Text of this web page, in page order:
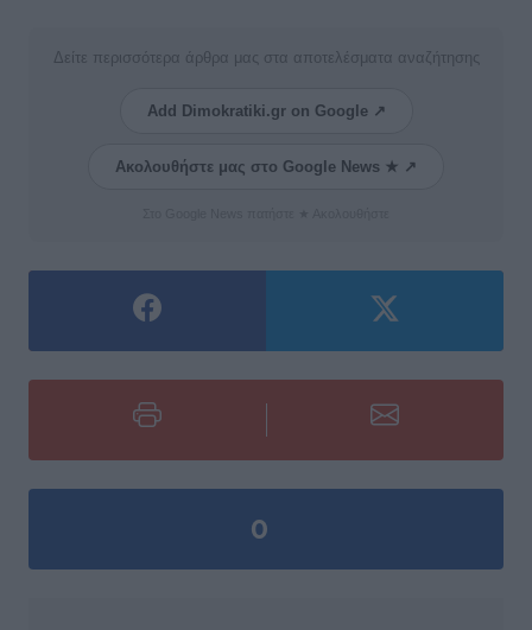
Δείτε περισσότερα άρθρα μας στα αποτελέσματα αναζήτησης
Add Dimokratiki.gr on Google ↗
Ακολουθήστε μας στο Google News ★ ↗
0